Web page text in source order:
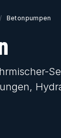
Betonpumpen